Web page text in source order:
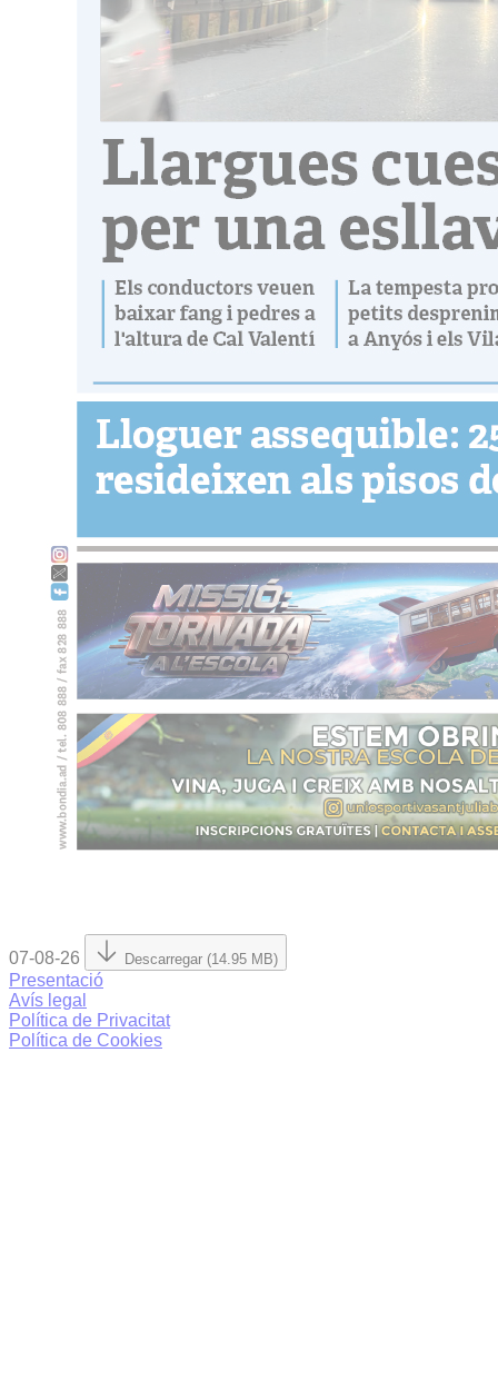
07-08-26 Descarregar (14.95 MB)
Presentació
Avís legal
Política de Privacitat
Política de Cookies